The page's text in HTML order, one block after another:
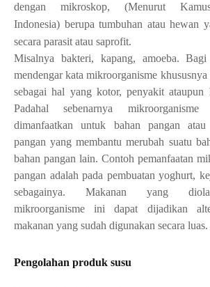
dengan mikroskop, (Menurut
Indonesia) berupa tumbuhan atau hewan
secara parasit atau saprofit.
Misalnya bakteri, kapang, amoeba.
mendengar kata mikroorganisme
sebagai hal yang kotor, penyakit ataupun
Padahal sebenarnya
dimanfaatkan untuk bahan pangan
pangan yang membantu merubah suatu
bahan pangan lain. Contoh pemanfaatan
pangan adalah pada pembuatan yoghurt,
sebagainya. Makanan yang
mikroorganisme ini dapat dijadikan
makanan yang sudah digunakan secara luas.
Pengolahan produk susu